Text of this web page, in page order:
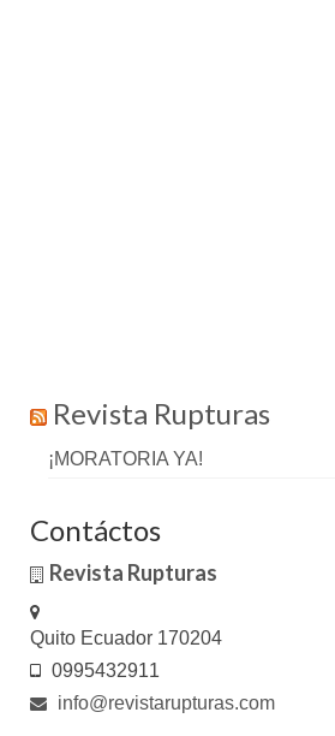
Revista Rupturas
¡MORATORIA YA!
Contáctos
Revista Rupturas
Quito Ecuador 170204
0995432911
info@revistarupturas.com